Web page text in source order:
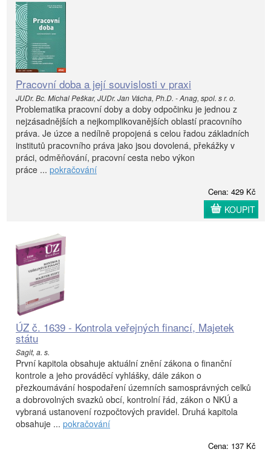
Pracovní doba a její souvislosti v praxi
JUDr. Bc. Michal Peškar, JUDr. Jan Vácha, Ph.D. - Anag, spol. s r. o.
Problematika pracovní doby a doby odpočinku je jednou z
nejzásadnějších a nejkomplikovanějších oblastí pracovního
práva. Je úzce a nedílně propojená s celou řadou základních
institutů pracovního práva jako jsou dovolená, překážky v
práci, odměňování, pracovní cesta nebo výkon
práce ... pokračování
Cena: 429 Kč
KOUPIT
ÚZ č. 1639 - Kontrola veřejných financí, Majetek
státu
Sagit, a. s.
První kapitola obsahuje aktuální znění zákona o finanční
kontrole a jeho prováděcí vyhlášky, dále zákon o
přezkoumávání hospodaření územních samosprávných celků
a dobrovolných svazků obcí, kontrolní řád, zákon o NKÚ a
vybraná ustanovení rozpočtových pravidel. Druhá kapitola
obsahuje ... pokračování
Cena: 137 Kč